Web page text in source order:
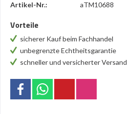
Artikel-Nr.: aTM10688
Vorteile
sicherer Kauf beim Fachhandel
unbegrenzte Echtheitsgarantie
schneller und versicherter Versand